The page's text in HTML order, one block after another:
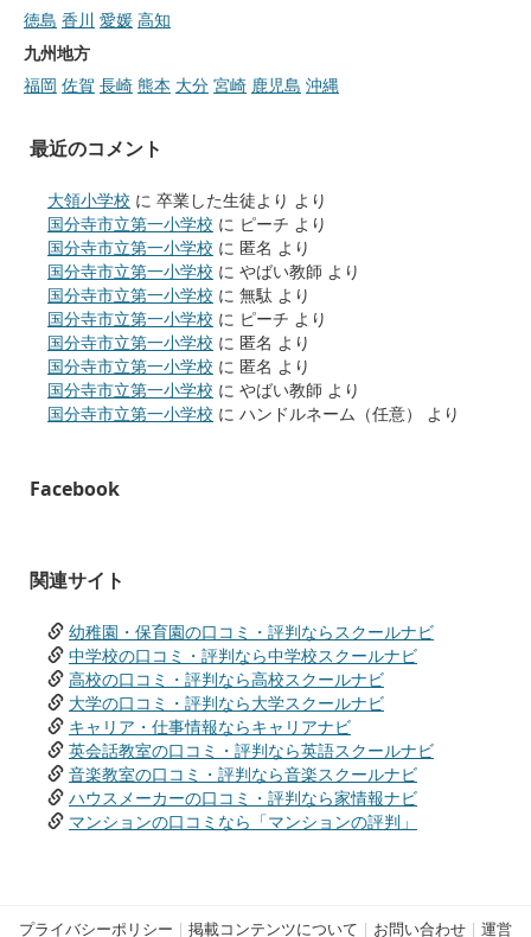
徳島 香川 愛媛 高知
九州地方
福岡 佐賀 長崎 熊本 大分 宮崎 鹿児島 沖縄
最近のコメント
大領小学校 に 卒業した生徒より より
国分寺市立第一小学校 に ピーチ より
国分寺市立第一小学校 に 匿名 より
国分寺市立第一小学校 に やばい教師 より
国分寺市立第一小学校 に 無駄 より
国分寺市立第一小学校 に ピーチ より
国分寺市立第一小学校 に 匿名 より
国分寺市立第一小学校 に 匿名 より
国分寺市立第一小学校 に やばい教師 より
国分寺市立第一小学校 に ハンドルネーム（任意） より
Facebook
関連サイト
幼稚園・保育園の口コミ・評判ならスクールナビ
中学校の口コミ・評判なら中学校スクールナビ
高校の口コミ・評判なら高校スクールナビ
大学の口コミ・評判なら大学スクールナビ
キャリア・仕事情報ならキャリアナビ
英会話教室の口コミ・評判なら英語スクールナビ
音楽教室の口コミ・評判なら音楽スクールナビ
ハウスメーカーの口コミ・評判なら家情報ナビ
マンションの口コミなら「マンションの評判」
プライバシーポリシー | 掲載コンテンツについて | お問い合わせ | 運営